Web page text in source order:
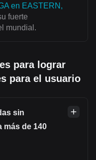
en EASTERN,
fuerte
mundial.
para lograr
para el usuario
sin
más de 140